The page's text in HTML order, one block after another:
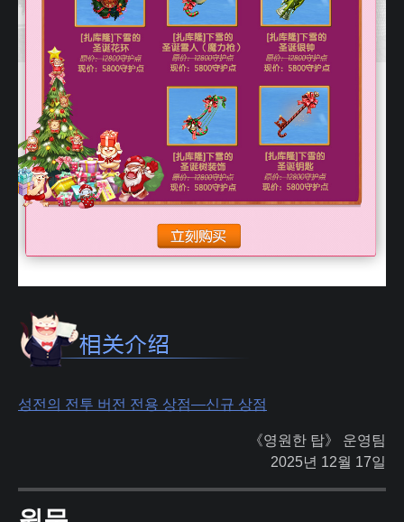
성전의 전투 버전 전용 상점—신규 상점
《영원한 탑》 운영팀
2025년 12월 17일